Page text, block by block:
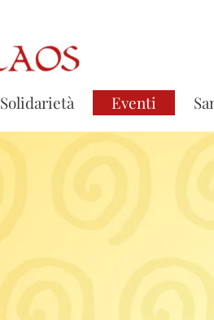
Solidarietà Eventi